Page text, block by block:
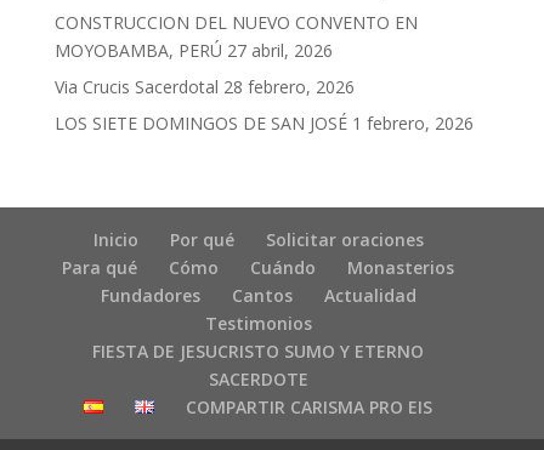
CONSTRUCCION DEL NUEVO CONVENTO EN
MOYOBAMBA, PERÚ 27 abril, 2026
Via Crucis Sacerdotal 28 febrero, 2026
LOS SIETE DOMINGOS DE SAN JOSÉ 1 febrero, 2026
Inicio Por qué
Solicitar oraciones
Para qué
Cómo Cuándo
Monasterios
Fundadores
Cantos
Actualidad
Testimonios
FIESTA DE JESUCRISTO SUMO Y ETERNO
SACERDOTE
COMPARTIR CARISMA PRO EIS